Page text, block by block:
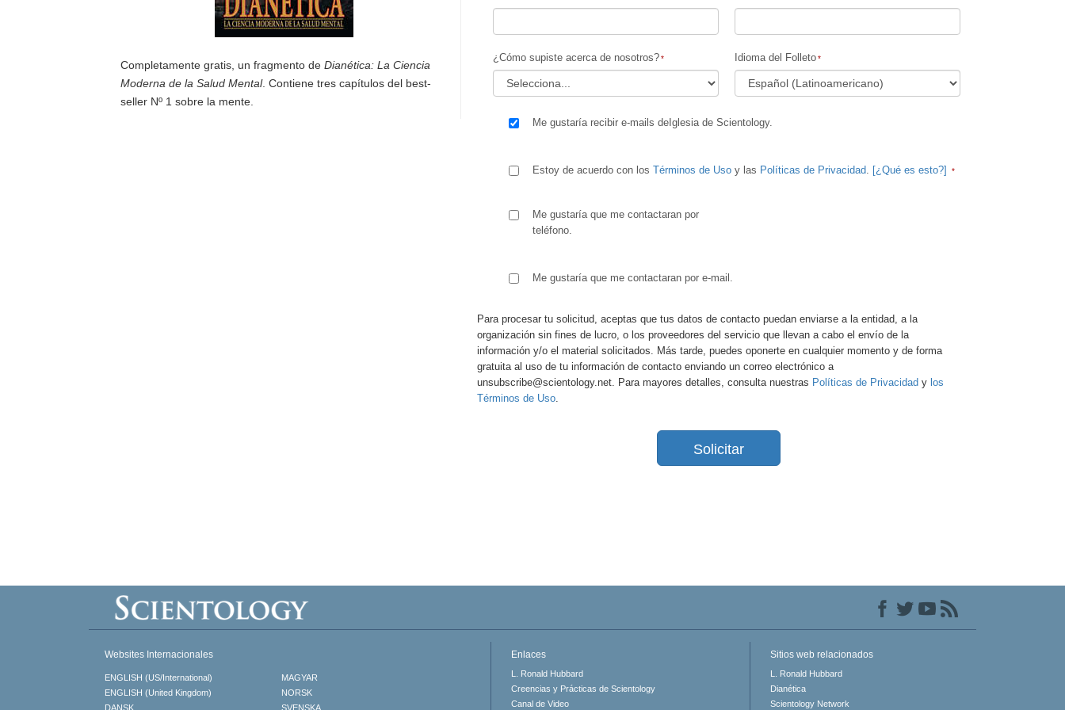
Herramientas para el Entorno Laboral
La Ética y las Condiciones
Los Fundamentos de la Organización
Completamente gratis, un fragmento de Dianética: La Ciencia
Moderna de la Salud Mental. Contiene tres capítulos del best-
seller Nº 1 sobre la mente.
¿Cómo supiste acerca de nosotros? Idioma del Folleto
Me gustaría recibir e-mails deIglesia de Scientology.
Estoy de acuerdo con los Términos de Uso y las Políticas de Privacidad. [¿Qué es esto?]
Me gustaría que me contactaran por
teléfono.
Me gustaría que me contactaran por e-mail.
Para procesar tu solicitud, aceptas que tus datos de contacto puedan enviarse a la entidad, a la
organización sin fines de lucro, o los proveedores del servicio que llevan a cabo el envío de la
información y/o el material solicitados. Más tarde, puedes oponerte en cualquier momento y de forma
gratuita al uso de tu información de contacto enviando un correo electrónico a
unsubscribe@scientology.net. Para mayores detalles, consulta nuestras Políticas de Privacidad y los
Términos de Uso.
Solicitar
Websites Internacionales
ENGLISH (US/International)
ENGLISH (United Kingdom)
DANSK
MAGYAR
NORSK
SVENSKA
Enlaces
L. Ronald Hubbard
Creencias y Prácticas de Scientology
Canal de Video
Sitios web relacionados
L. Ronald Hubbard
Dianética
Scientology Network